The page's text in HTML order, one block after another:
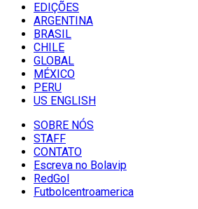
EDIÇÕES
ARGENTINA
BRASIL
CHILE
GLOBAL
MÉXICO
PERU
US ENGLISH
SOBRE NÓS
STAFF
CONTATO
Escreva no Bolavip
RedGol
Futbolcentroamerica